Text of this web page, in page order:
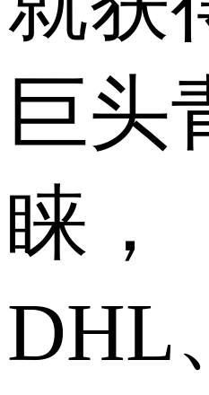
巨头
睐，
DHL